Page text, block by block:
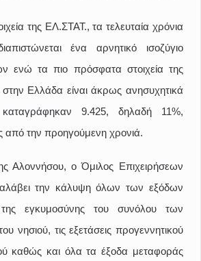
της ΕΛ.ΣΤΑΤ., τα τελευταία χρόνια
ένα αρνητικό ισοζύγιο
ενώ τα πιο πρόσφατα στοιχεία της
στην Ελλάδα είναι άκρως ανησυχητικά
9.425, δηλαδή 11%,
από την προηγούμενη χρονιά.
Αλοννήσου, ο Όμιλος Επιχειρήσεων
την κάλυψη όλων των εξόδων
εγκυμοσύνης του συνόλου των
νησιού, τις εξετάσεις προγεννητικού
καθώς και όλα τα έξοδα μεταφοράς